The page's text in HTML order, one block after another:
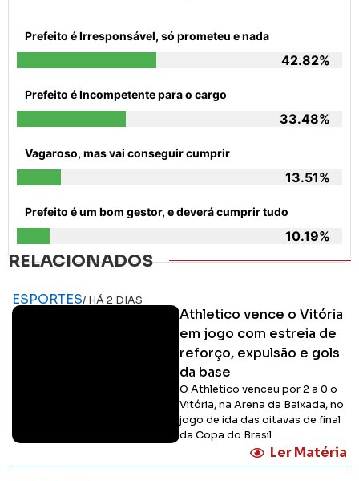
Prefeito é Irresponsável, só prometeu e nada
42.82%
Prefeito é Incompetente para o cargo
33.48%
Vagaroso, mas vai conseguir cumprir
13.51%
Prefeito é um bom gestor, e deverá cumprir tudo
10.19%
RELACIONADOS
ESPORTES/ HÁ 2 DIAS
Athletico vence o Vitória
em jogo com estreia de
reforço, expulsão e gols
da base
O Athletico venceu por 2 a 0 o
Vitória, na Arena da Baixada, no
jogo de ida das oitavas de final
da Copa do Brasil
Ler Matéria